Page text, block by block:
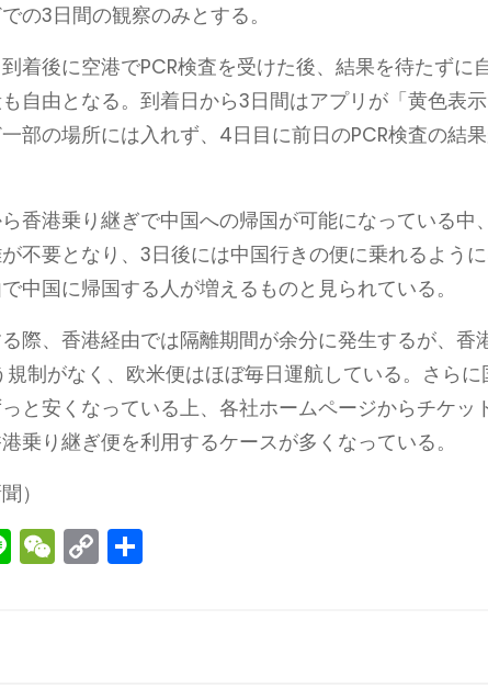
の3日間の観察のみとする。
着後に空港でPCR検査を受けた後、結果を待たずに
自由となる。到着日から3日間はアプリが「黄色表
部の場所には入れず、4日目に前日のPCR検査の結
香港乗り継ぎで中国への帰国が可能になっている中
不要となり、3日後には中国行きの便に乗れるよう
中国に帰国する人が増えるものと見られている。
際、香港経由では隔離期間が余分に発生するが、香
規制がなく、欧米便はほぼ毎日運航している。さら
と安くなっている上、各社ホームページからチケッ
乗り継ぎ便を利用するケースが多くなっている。
）
Li
n
W
e
C
o